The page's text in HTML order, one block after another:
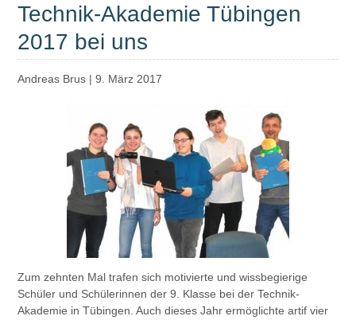
Technik-Akademie Tübingen
2017 bei uns
Andreas Brus |9. März 2017
Zum zehnten Mal trafen sich motivierte und wissbegierige
Schüler und Schülerinnen der 9. Klasse bei der Technik-
Akademie in Tübingen. Auch dieses Jahr ermöglichte artif vier